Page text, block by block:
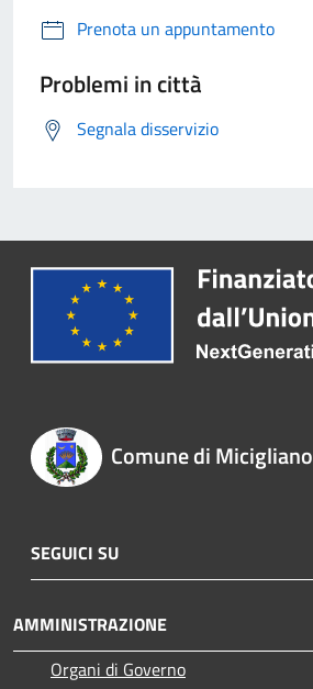
Prenota un appuntamento
Problemi in città
Segnala disservizio
Comune di Micigliano
SEGUICI SU
AMMINISTRAZIONE
Organi di Governo